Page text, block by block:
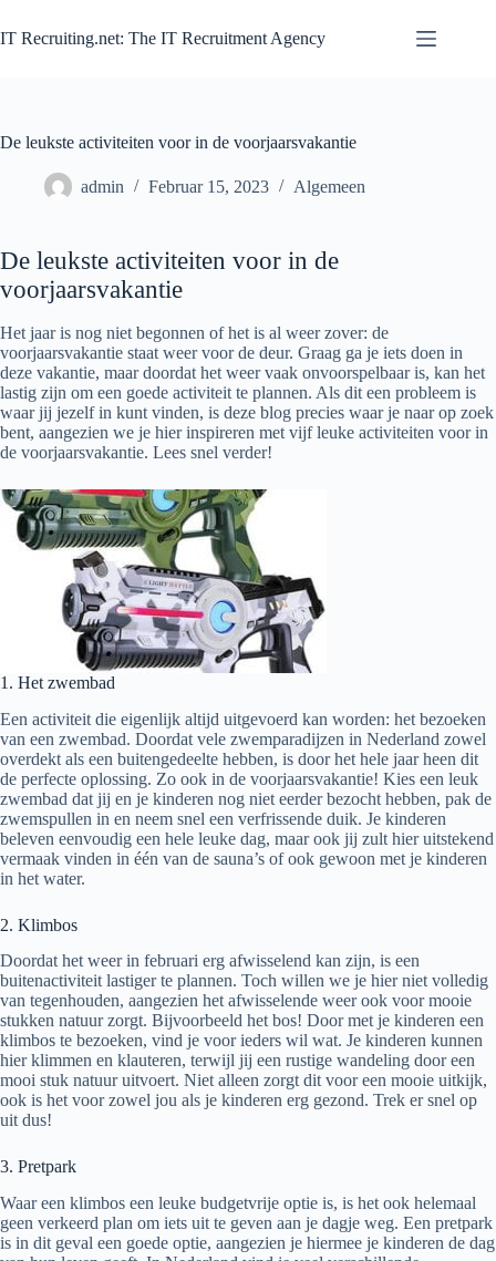
Inhalt
springen
IT Recruiting.net: The IT Recruitment Agency
De leukste activiteiten voor in de voorjaarsvakantie
admin Februar 15, 2023 Algemeen
De leukste activiteiten voor in de
voorjaarsvakantie
Het jaar is nog niet begonnen of het is al weer zover: de
voorjaarsvakantie staat weer voor de deur. Graag ga je iets doen in
deze vakantie, maar doordat het weer vaak onvoorspelbaar is, kan het
lastig zijn om een goede activiteit te plannen. Als dit een probleem is
waar jij jezelf in kunt vinden, is deze blog precies waar je naar op zoek
bent, aangezien we je hier inspireren met vijf leuke activiteiten voor in
de voorjaarsvakantie. Lees snel verder!
1. Het zwembad
Een activiteit die eigenlijk altijd uitgevoerd kan worden: het bezoeken
van een zwembad. Doordat vele zwemparadijzen in Nederland zowel
overdekt als een buitengedeelte hebben, is door het hele jaar heen dit
de perfecte oplossing. Zo ook in de voorjaarsvakantie! Kies een leuk
zwembad dat jij en je kinderen nog niet eerder bezocht hebben, pak de
zwemspullen in en neem snel een verfrissende duik. Je kinderen
beleven eenvoudig een hele leuke dag, maar ook jij zult hier uitstekend
vermaak vinden in één van de sauna’s of ook gewoon met je kinderen
in het water.
2. Klimbos
Doordat het weer in februari erg afwisselend kan zijn, is een
buitenactiviteit lastiger te plannen. Toch willen we je hier niet volledig
van tegenhouden, aangezien het afwisselende weer ook voor mooie
stukken natuur zorgt. Bijvoorbeeld het bos! Door met je kinderen een
klimbos te bezoeken, vind je voor ieders wil wat. Je kinderen kunnen
hier klimmen en klauteren, terwijl jij een rustige wandeling door een
mooi stuk natuur uitvoert. Niet alleen zorgt dit voor een mooie uitkijk,
ook is het voor zowel jou als je kinderen erg gezond. Trek er snel op
uit dus!
3. Pretpark
Waar een klimbos een leuke budgetvrije optie is, is het ook helemaal
geen verkeerd plan om iets uit te geven aan je dagje weg. Een pretpark
is in dit geval een goede optie, aangezien je hiermee je kinderen de dag